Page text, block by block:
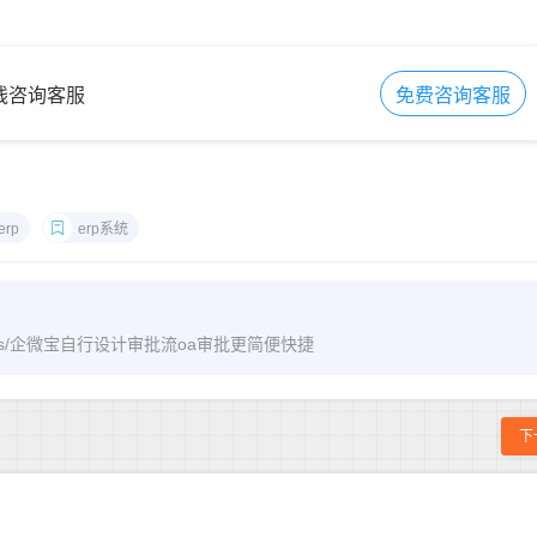
咨询客服 免费咨询客服
erp系统
微宝自行设计审批流oa审批更简便快捷
下